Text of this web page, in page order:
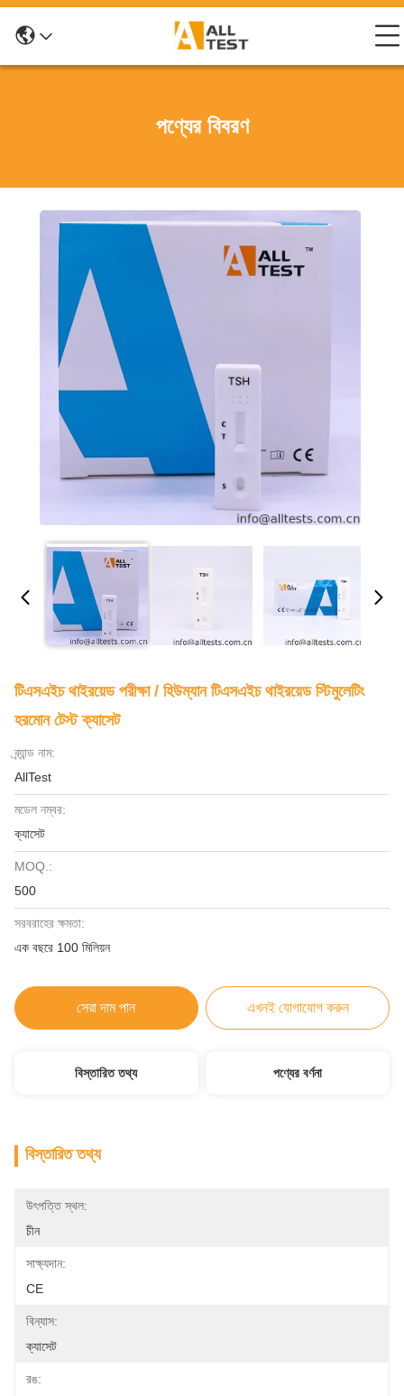
পণ্যের বিবরণ
টিএসএইচ থাইরয়েড পরীক্ষা / হিউম্যান টিএসএইচ থাইরয়েড স্টিমুলেটিং
হরমোন টেস্ট ক্যাসেট
ব্র্যান্ড নাম:
AllTest
মডেল নম্বর:
ক্যাসেট
MOQ.:
500
সরবরাহের ক্ষমতা:
এক বছরে 100 মিলিয়ন
সেরা দাম পান এখনই যোগাযোগ করুন
বিস্তারিত তথ্য পণ্যের বর্ণনা
বিস্তারিত তথ্য
উৎপত্তি স্থল:
চীন
সাক্ষ্যদান:
CE
বিন্যাস:
ক্যাসেট
রঙ: